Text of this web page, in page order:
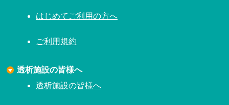
はじめてご利用の方へ
ご利用規約
透析施設の皆様へ
透析施設の皆様へ